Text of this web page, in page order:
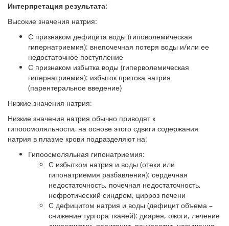
Интерпретация результата:
Высокие значения натрия:
С признаком дефицита воды (гиповолемическая
гипернатриемия): внепочечная потеря воды и/или ее
недостаточное поступление
С признаком избытка воды (гиперволемическая
гипернатриемия): избыток притока натрия
(парентеральное введение)
Низкие значения натрия:
Низкие значения натрия обычно приводят к
гипоосмоляльности, на основе этого сдвиги содержания
натрия в плазме крови подразделяют на:
Гипоосмоляльная гипонатриемия:
С избытком натрия и воды (отеки или
гипонатриемия разбавления): сердечная
недостаточность, почечная недостаточность,
нефротический синдром, цирроз печени
С дефицитом натрия и воды (дефицит объема –
снижение тургора тканей): диарея, ожоги, лечение